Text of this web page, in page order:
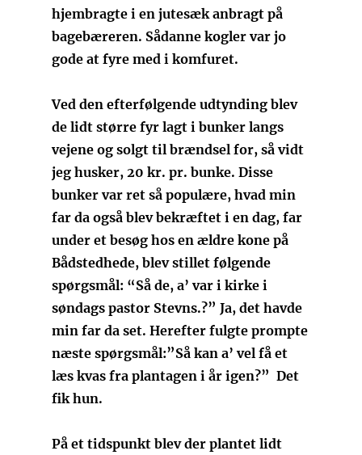
hjembragte i en jutesæk anbragt på
bagebæreren. Sådanne kogler var jo
gode at fyre med i komfuret.
Ved den efterfølgende udtynding blev
de lidt større fyr lagt i bunker langs
vejene og solgt til brændsel for, så vidt
jeg husker, 20 kr. pr. bunke. Disse
bunker var ret så populære, hvad min
far da også blev bekræftet i en dag, far
under et besøg hos en ældre kone på
Bådstedhede, blev stillet følgende
spørgsmål: “Så de, a’ var i kirke i
søndags pastor Stevns.?” Ja, det havde
min far da set. Herefter fulgte prompte
næste spørgsmål:”Så kan a’ vel få et
læs kvas fra plantagen i år igen?” Det
fik hun.
På et tidspunkt blev der plantet lidt